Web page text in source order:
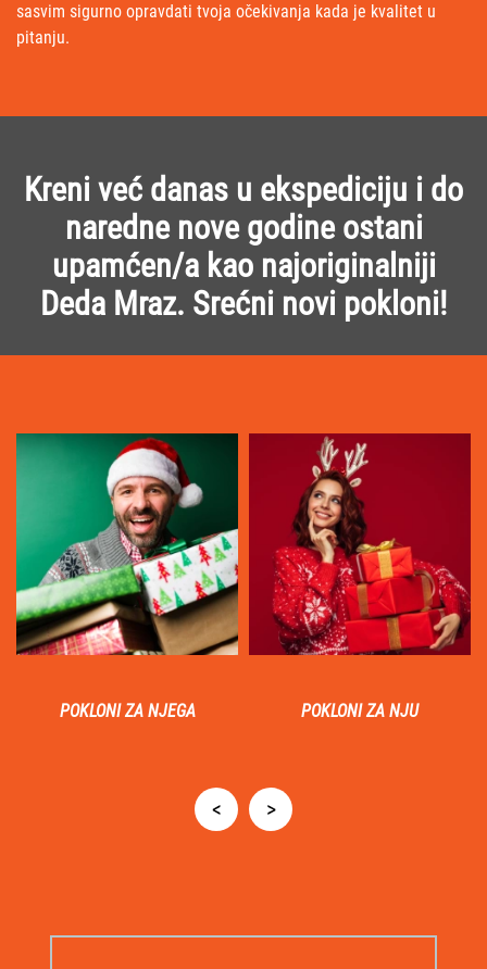
sasvim sigurno opravdati tvoja očekivanja kada je kvalitet u
pitanju.
Kreni već danas u ekspediciju i do
naredne nove godine ostani
upamćen/a kao najoriginalniji
Deda Mraz. Srećni novi pokloni!
POKLONI ZA NJEGA POKLONI ZA NJU